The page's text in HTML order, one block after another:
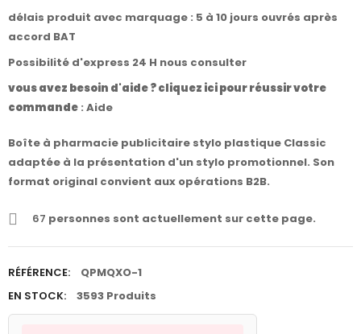
délais produit avec marquage : 5 à 10 jours ouvrés après
accord BAT
Possibilité d'express 24 H nous consulter
vous avez besoin d'aide ? cliquez ici pour réussir votre
commande : Aide
Boîte à pharmacie publicitaire stylo plastique Classic
adaptée à la présentation d'un stylo promotionnel. Son
format original convient aux opérations B2B.
67 personnes sont actuellement sur cette page.
RÉFÉRENCE:
QPMQXO-1
EN STOCK:
3593 Produits